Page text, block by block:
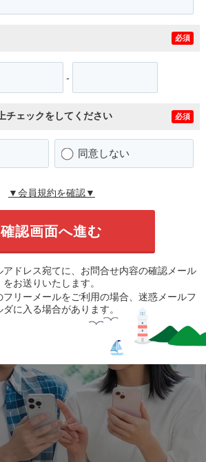
必須
-
チェックをしてください 必須
同意しない
▼会員規約を確認▼
ドレス宛てに、お問合せ内容の確認メール
をお送りいたします。
リーメールをご利用の場合、迷惑メールフ
ダに入る場合があります。